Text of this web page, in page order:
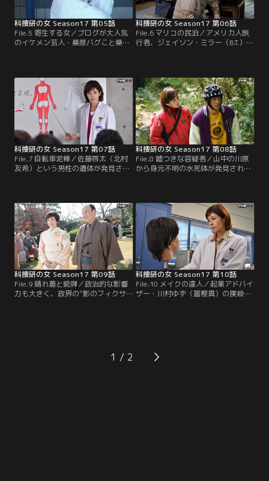
科捜研の女 Season17 第05話
File.5 寄生する女／ブログが大人気
のイケメン芸人・桑原バグこと桑原
が展望台の崖下から発見された。通
報者で桑原の恋人・渚佐麻由（黒川
智花）によると、展望台で桑原と夜
景を楽しんでいると突然現れた葉子
にナイフで襲われ、麻由を庇った桑
原が刺されたという。
科捜研の女 Season17 第06話
File.6 マリコの民泊／アメリカ人旅
行者、ジェイソン・ミラー（B.T.）の
た。事件発生時、家主の浜野文恵
（柴田理恵）は不在だったが、出入
りしていた清掃員によると、お香を
焚くことでジェイソンともめていた
らしい。
科捜研の女 Season17 第07話
File.7 自転車泥棒／佐藤啓太（北村
友希）という男性の遺体が発見され
る。土門（内藤剛志）が裕子に感心
していると、マリコ（沢口靖子）に
向かって裕子が「榊先生」と呼びか
けた。裕子はマリコが講師を務めた
「現場保存講習」を受講。その講義
に感銘を受けたらしい。
科捜研の女 Season17 第08話
File.8 嘘つきな容疑者／山中の川原
から身元不明の水死体が発見され
せた後、川に落とした可能性もあ
る。そしてポケットからは点と線で
記した何かの図形に「ヒラタ」と書
かれたメモが。いったい何を意味す
るのか？
科捜研の女 Season17 第09話
File.9 晴れ着と銃弾／政治的な影響
力も大きく、政界の“影のフィクサ
（沢口靖子）に声をかけるが、マリ
科捜研の女 Season17 第10話
File.10 メイクの達人／起業アドバイ
ザー・川村ゆず（冨樫真）の撲殺遺
体が自宅の床下収納から発見され
た化粧ポーチも落ちていた。マリコ
（沢口靖子）らの鑑定の結果、白骨
1